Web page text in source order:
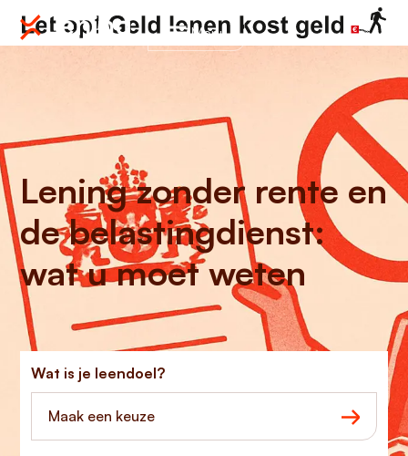
Menu
Lening zonder rente en
de belastingdienst:
wat u moet weten
Wat is je leendoel?
Maak een keuze